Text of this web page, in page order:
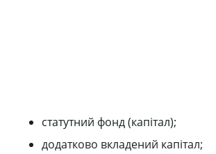
статутний фонд (капітал);
додатково вкладений капітал;